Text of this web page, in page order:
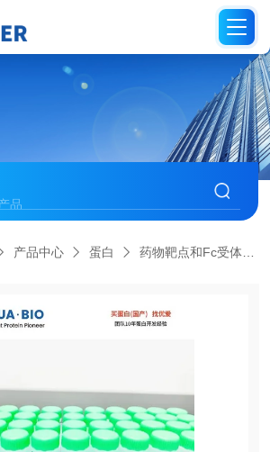
产品中心 蛋白 药物靶点和Fc受体